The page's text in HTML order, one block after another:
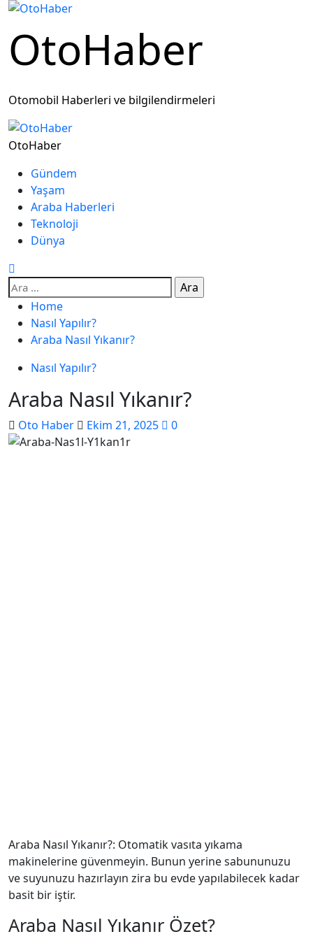
OtoHaber
Otomobil Haberleri ve bilgilendirmeleri
OtoHaber
Gündem
Yaşam
Araba Haberleri
Teknoloji
Dünya
Home
Nasıl Yapılır?
Araba Nasıl Yıkanır?
Nasıl Yapılır?
Araba Nasıl Yıkanır?
Oto Haber Ekim 21, 2025 0
Araba Nasıl Yıkanır?: Otomatik vasıta yıkama
makinelerine güvenmeyin. Bunun yerine sabununuzu
ve suyunuzu hazırlayın zira bu evde yapılabilecek kadar
basit bir iştir.
Araba Nasıl Yıkanır Özet?